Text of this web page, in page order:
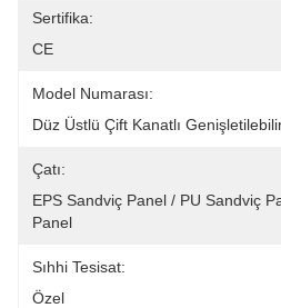
Sertifika:
CE
Model Numarası:
Düz Üstlü Çift Kanatlı
Çatı:
EPS Sandviç Panel / PU Sandviç
Panel
Sıhhi Tesisat:
Özel